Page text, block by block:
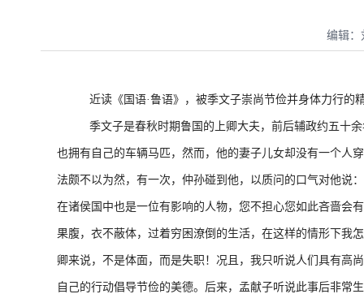
编辑：
近读《国语·鲁语》，被季文子崇尚节俭并身体力行的
季文子是春秋时期鲁国的上卿大夫，前后辅政约五十余
也拥有自己的车辆马匹，然而，他的妻子儿女却没有一个人
法颇不以为然，有一次，仲孙碰到他，以质问的口气对他说
在诸侯国中也是一位有影响的人物，您不担心您如此吝啬会
果腹，衣不蔽体，过着穷困潦倒的生活，在这样的情形下我
卿来说，不是体面，而是失职！况且，我只听说人们具有高
自己的行动倡导节俭的美德。后来，孟献子听说此事后非常